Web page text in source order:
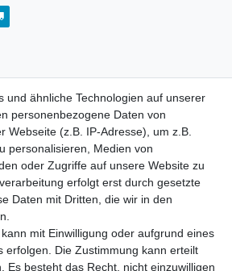
Uhr
und ähnliche Technologien auf unserer
personenbezogene Daten von
Webseite (z.B. IP-Adresse), um z.B.
personalisieren, Medien von
oder Zugriffe auf unsere Website zu
erfolgt erst durch gesetzte
Daten mit Dritten, die wir in den
mit Einwilligung oder aufgrund eines
erfolgen. Die Zustimmung kann erteilt
Es besteht das Recht, nicht einzuwilligen